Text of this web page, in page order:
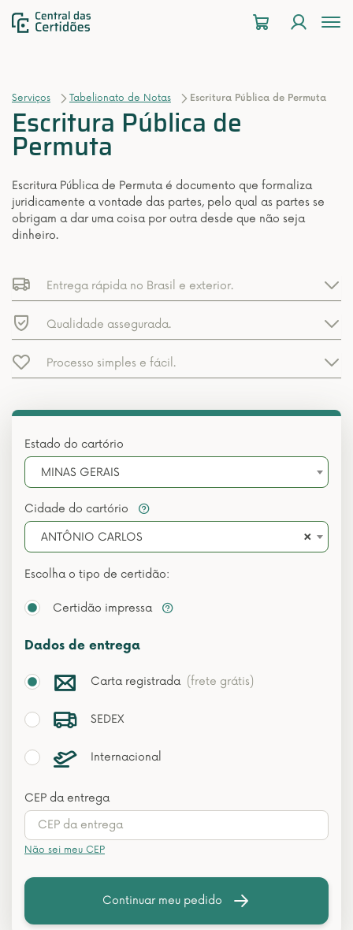
Serviços Tabelionato de Notas Escritura Pública de Permuta
Escritura Pública de
Permuta
Escritura Pública de Permuta é documento que formaliza
juridicamente a vontade das partes, pelo qual as partes se
obrigam a dar uma coisa por outra desde que não seja
dinheiro.
Entrega rápida no Brasil e exterior.
Qualidade assegurada.
Processo simples e fácil.
Estado do cartório
MINAS GERAIS
Cidade do cartório
×
ANTÔNIO CARLOS
Escolha o tipo de certidão:
Certidão impressa
Dados de entrega
Carta registrada (frete grátis)
SEDEX
Internacional
CEP da entrega
Não sei meu CEP
Continuar meu pedido